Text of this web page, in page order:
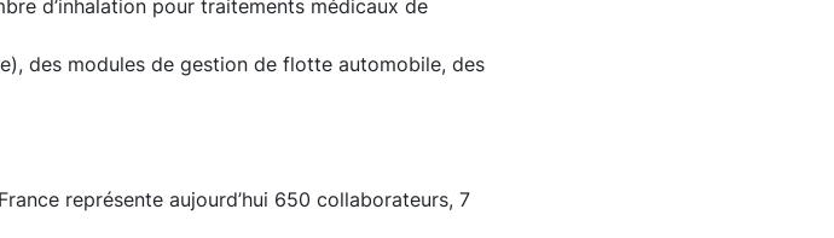
d’inhalation pour traitements médicaux de
des modules de gestion de flotte automobile, des
représente aujourd’hui 650 collaborateurs, 7